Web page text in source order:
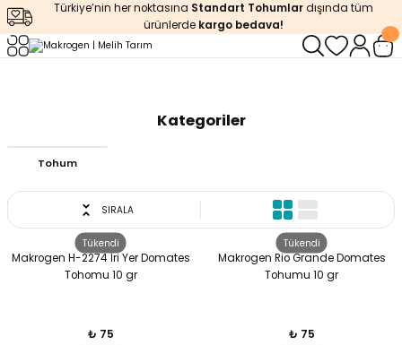
Türkiye’nin her noktasına Standart Tohumlardışında tüm
ürünlerde kargo bedava!
Kategoriler
Tohum
SIRALA
Tükendi
Makrogen H-2274 İri Yer Domates
Tohomu 10 gr
₺ 75
Tükendi
Makrogen Rio Grande Domates
Tohumu 10 gr
₺ 75
Geri Dön
Geri Dön
Geri Dön
Geri Dön
Ürünleri
Geri Dön